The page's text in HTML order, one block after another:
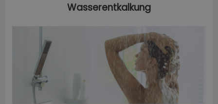
Wasserentkalkung